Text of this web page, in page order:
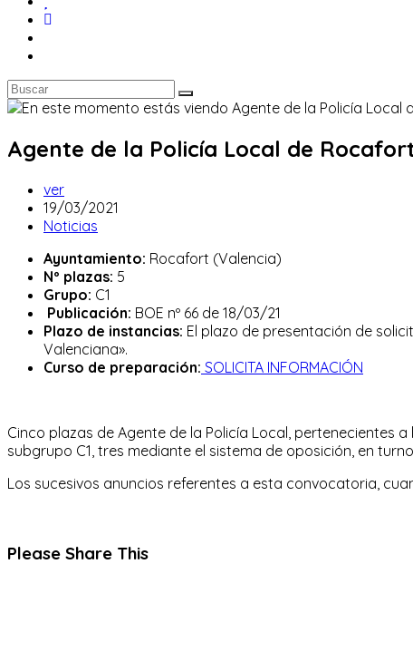
Agente de la Policía Local de
Autor
de
la
ver
Publicación
de
entrada:
19/03/2021
Categoría
la
entrada:
Noticias
Ayuntamiento: Rocafort (Valencia)
Nº plazas: 5
Grupo: C1
Publicación: BOE nº 66 de 18/03/21
Plazo de instancias: El plazo de presentación de
Valenciana».
Curso de preparación: SOLICITA INFORMACIÓN
Cinco plazas de Agente de la Policía Local, pertenecientes
subgrupo C1, tres mediante el sistema de oposición, en
Los sucesivos anuncios referentes a esta convocatoria,
Please Share ThisCompartir